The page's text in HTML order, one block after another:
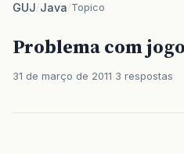
GUJ/Java/Topico
Problema com
31 de março de 2011 3 respostas